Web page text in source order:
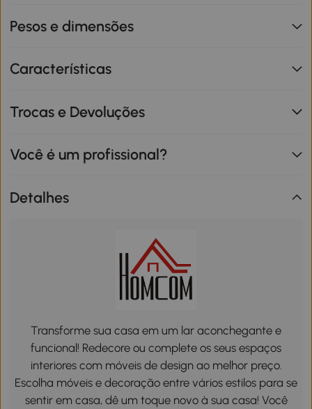
Pesos e dimensões
Características
Trocas e Devoluções
Você é um profissional?
Detalhes
Transforme sua casa em um lar aconchegante e
funcional! Redecore ou complete os seus espaços
interiores com móveis de design ao melhor preço.
Escolha móveis e decoração entre vários estilos para se
sentir em casa, dê um toque novo à sua casa! Você